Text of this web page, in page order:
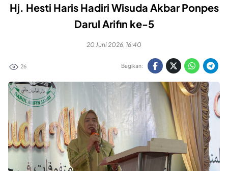
Hj. Hesti Haris Hadiri Wisuda Akbar Ponpes
Darul Arifin ke-5
20 Juni 2026, 16:40
26 Bagikan: